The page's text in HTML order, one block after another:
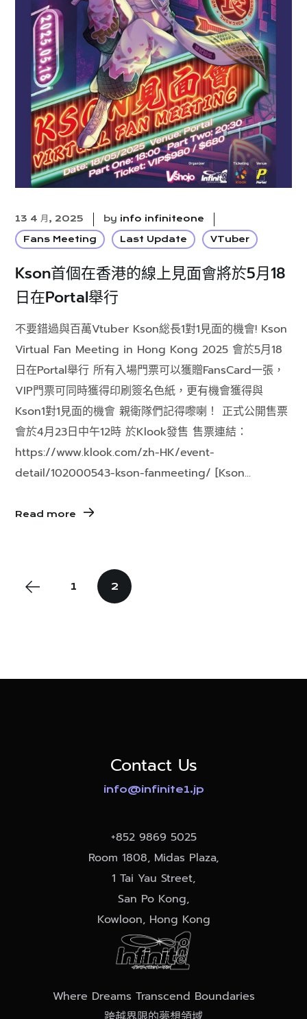
13 4 月, 2025 by info infiniteone
Fans Meeting
Last Update VTuber
Kson首個在香港的線上見面會將於5月18
日在Portal舉行
不要錯過與百萬Vtuber Kson総長1對1見面的機會! Kson
Virtual Fan Meeting in Hong Kong 2025 會於5月18
日在Portal舉行 所有入場門票可以獲贈FansCard一張，
VIP門票可同時獲得印刷簽名色紙，更有機會獲得與
Kson1對1見面的機會 親衛隊們記得嚟喇！ 正式公開售票
會於4月23日中午12時 於Klook發售 售票連結：
https://www.klook.com/zh-HK/event-
detail/102000543-kson-fanmeeting/ [Kson...
Read more
1 2
Contact Us
info@infinite1.jp
+852 9869 5025
Room 1808, Midas Plaza,
1 Tai Yau Street,
San Po Kong,
Kowloon, Hong Kong
Where Dreams Transcend Boundaries